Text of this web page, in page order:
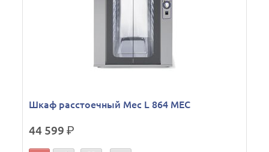
Шкаф расстоечный Mec L 864 MEC
44 599р.